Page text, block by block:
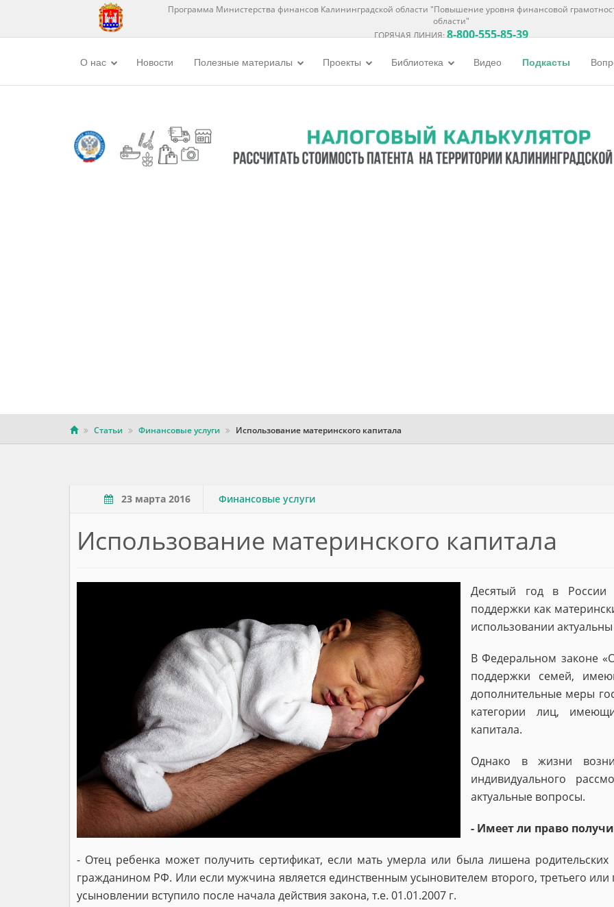
Программа Министерства финансов Калининградской области "Повышение уровня финансовой
области"
ГОРЯЧАЯ ЛИНИЯ:8-800-555-85-39
О нас Новости Полезные материалы Проекты Библиотека Видео Подкасты
Статьи Финансовые услуги Использование материнского капитала
23 марта 2016 Финансовые услуги
Использование материнского капитала
Десятый год в России
поддержки как
использовании
В Федеральном законе
поддержки семей,
дополнительные меры
категории лиц,
капитала.
Однако в жизни
индивидуального
актуальные вопросы.
- Имеет ли право
- Отец ребенка может получить сертификат, если мать умерла или была лишена
гражданином РФ. Или если мужчина является единственным усыновителем второго, третьего
усыновлении вступило после начала действия закона, т.е. 01.01.2007 г.